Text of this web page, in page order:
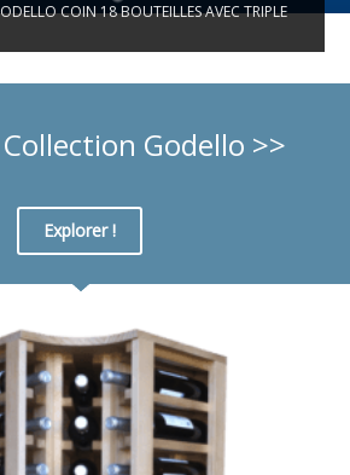
COIN 18 BOUTEILLES AVEC TRIPLE
Godello >>
Explorer !